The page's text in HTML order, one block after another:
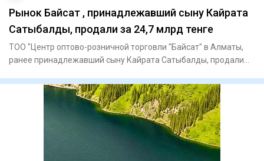
Рынок Байсат , принадлежавший сыну Кайрата
Сатыбалды, продали за 24,7 млрд тенге
ТОО "Центр оптово-розничной торговли "Байсат" в Алматы,
ранее принадлежавший сыну Кайрата Сатыбалды, продали